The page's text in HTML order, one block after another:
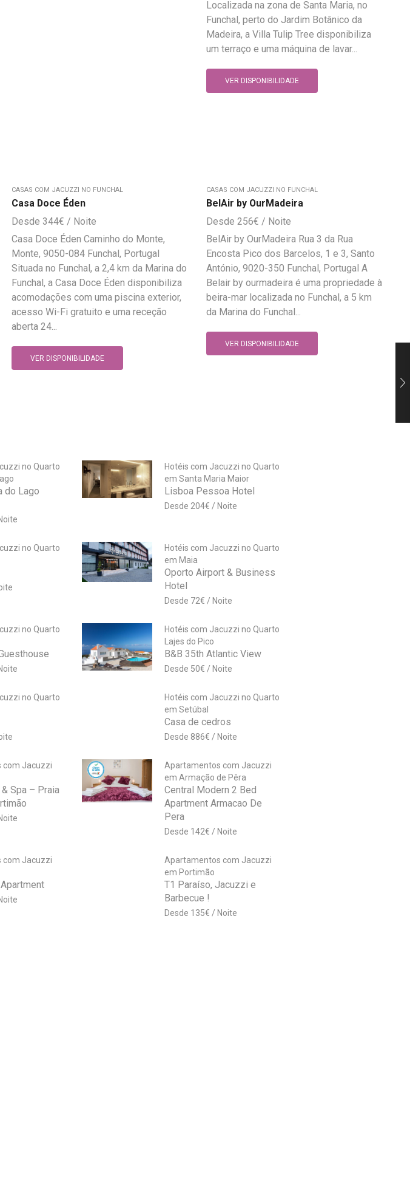
Localizada na zona de Santa Maria, no
Funchal, perto do Jardim Botânico da
Madeira, a Villa Tulip Tree disponibiliza
um terraço e uma máquina de lavar...
VER DISPONIBILIDADE
CASAS COM JACUZZI NO FUNCHAL
Casa Doce Éden
344€
Casa Doce Éden Caminho do Monte,
Monte, 9050-084 Funchal, Portugal
Situada no Funchal, a 2,4 km da Marina do
Funchal, a Casa Doce Éden disponibiliza
acomodações com uma piscina exterior,
acesso Wi-Fi gratuito e uma receção
aberta 24...
VER DISPONIBILIDADE
CASAS COM JACUZZI NO FUNCHAL
BelAir by OurMadeira
256€
BelAir by OurMadeira Rua 3 da Rua
Encosta Pico dos Barcelos, 1 e 3, Santo
António, 9020-350 Funchal, Portugal A
Belair by ourmadeira é uma propriedade à
beira-mar localizada no Funchal, a 5 km
da Marina do Funchal...
VER DISPONIBILIDADE
no Quarto
do Lago
Hotéis com Jacuzzi no Quarto
em Santa Maria Maior
Lisboa Pessoa Hotel
204€
no Quarto
Hotéis com Jacuzzi no Quarto
em Maia
Oporto Airport & Business
Hotel
72€
no Quarto
Hotéis com Jacuzzi no Quarto
Lajes do Pico
B&B 35th Atlantic View
50€
no Quarto
Hotéis com Jacuzzi no Quarto
em Setúbal
Casa de cedros
886€
com Jacuzzi
& Spa – Praia
Apartamentos com Jacuzzi
em Armação de Pêra
Central Modern 2 Bed
Apartment Armacao De
Pera
142€
com Jacuzzi
Apartamentos com Jacuzzi
em Portimão
T1 Paraíso, Jacuzzi e
Barbecue !
135€